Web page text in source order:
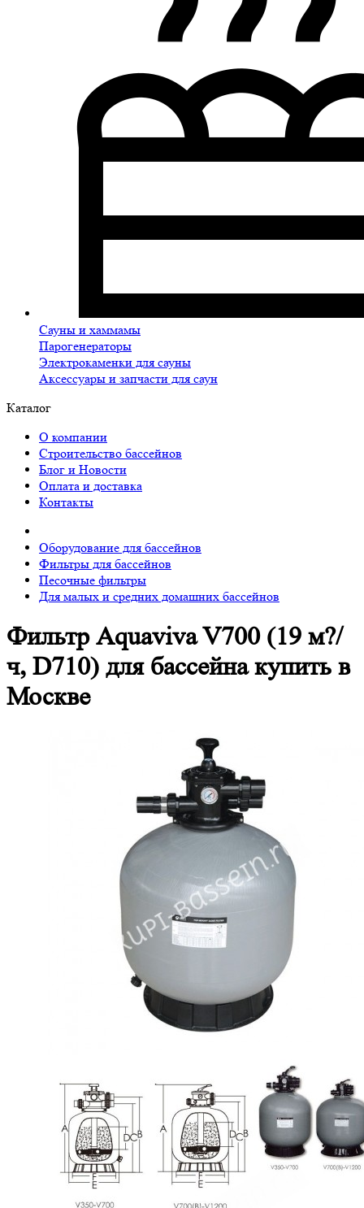
Сауны и хаммамы
Парогенераторы
Электрокаменки для сауны
Аксессуары и запчасти для саун
Каталог
О компании
Строительство бассейнов
Блог и Новости
Оплата и доставка
Контакты
Оборудование для бассейнов
Фильтры для бассейнов
Песочные фильтры
Для малых и средних домашних бассейнов
Фильтр Aquaviva V700 (19 м?/
ч, D710) для бассейна купить в
Москве